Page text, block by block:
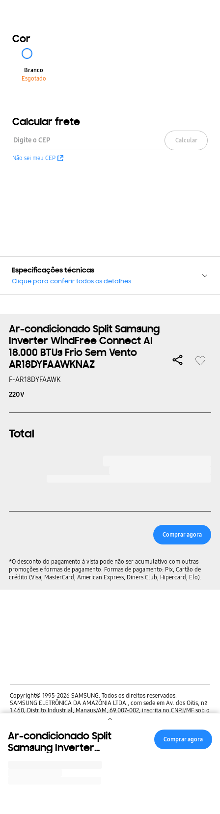
Ar-condicionado Split
Samsung Inverter
Comprar agora
Cor
Branco
Esgotado
Calcular frete
Calcular
Não sei meu CEP
Especificações técnicas
Clique para conferir todos os detalhes
Ar-condicionado Split Samsung
Inverter WindFree Connect AI
18.000 BTUs Frio Sem Vento
AR18DYFAAWKNAZ
F-AR18DYFAAWK
220V
Total
*O desconto do pagamento à vista pode não ser acumulativo com outras
promoções e formas de pagamento. Formas de pagamento: Pix, Cartão de
crédito (Visa, MasterCard, American Express, Diners Club, Hipercard, Elo).
Comprar agora
Copyright© 1995-2026 SAMSUNG. Todos os direitos reservados.
SAMSUNG ELETRÔNICA DA AMAZÔNIA LTDA., com sede em Av. dos Oitis, nº
1.460, Distrito Industrial, Manaus/AM, 69.007-002, inscrita no CNPJ/MF sob o
ACESSIBILIDADE
SIGA NOS